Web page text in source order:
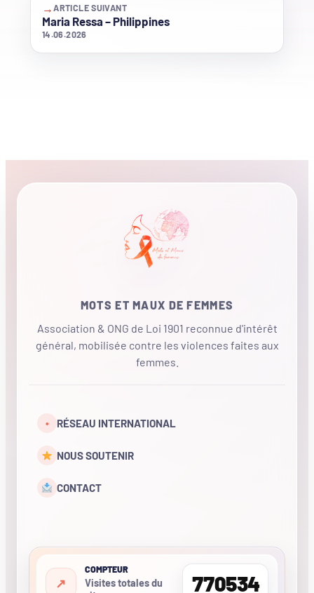
→ARTICLE SUIVANT
Maria Ressa – Philippines
14.06.2026
MOTS ET MAUX DE FEMMES
Association & ONG de Loi 1901 reconnue d'intérêt
général, mobilisée contre les violences faites aux
femmes.
• RÉSEAU INTERNATIONAL
NOUS SOUTENIR
CONTACT
COMPTEUR
Visites totales du
770534